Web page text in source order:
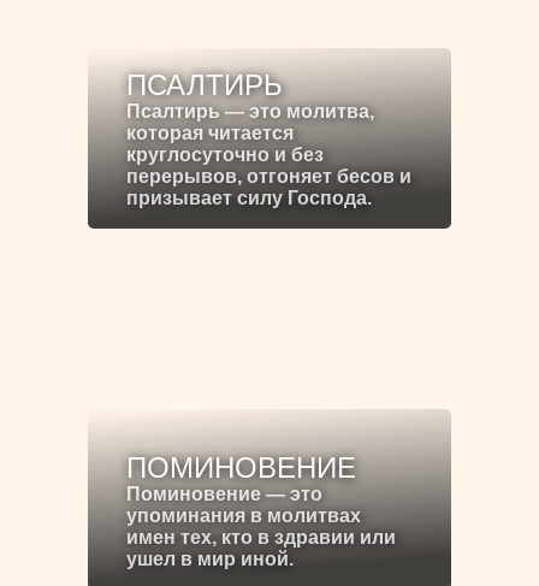
ПСАЛТИРЬ
Псалтирь — это молитва,
которая читается
круглосуточно и без
перерывов, отгоняет бесов и
призывает силу Господа.
ПОМИНОВЕНИЕ
Поминовение — это
упоминания в молитвах
имен тех, кто в здравии или
ушел в мир иной.